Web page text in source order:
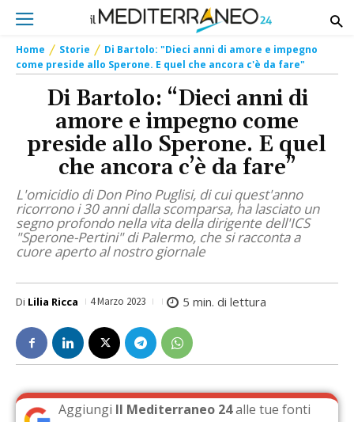
Home Storie
Di Bartolo: "Dieci anni di amore e impegno
come preside allo Sperone. E quel che ancora c'è da fare"
Di Bartolo: “Dieci anni di
amore e impegno come
preside allo Sperone. E quel
che ancora c’è da fare”
L'omicidio di Don Pino Puglisi, di cui quest'anno
ricorrono i 30 anni dalla scomparsa, ha lasciato un
segno profondo nella vita della dirigente dell'ICS
"Sperone-Pertini" di Palermo, che si racconta a
cuore aperto al nostro giornale
Di Lilia Ricca 4 Marzo 2023 5 min. di lettura
Aggiungi Il Mediterraneo 24alle tue fonti